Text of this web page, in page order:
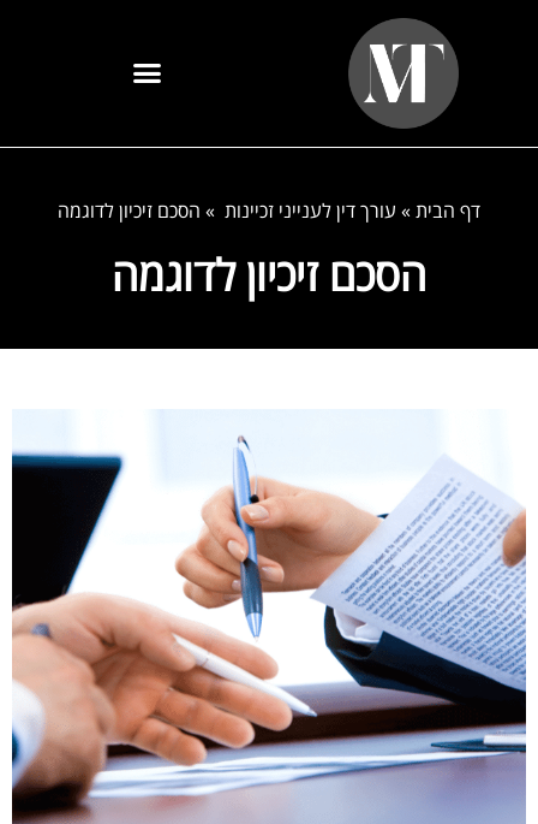
דף הבית» עורך דין לענייני זכיינות » הסכם זיכיון לדוגמה
הסכם זיכיון לדוגמה